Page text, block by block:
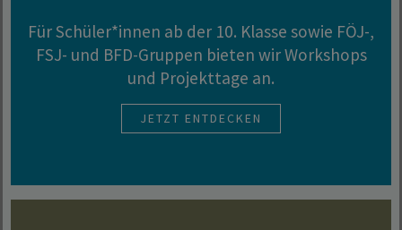
Für Schüler*innen ab der 10. Klasse sowie FÖJ-,
FSJ- und BFD-Gruppen bieten wir Workshops
und Projekttage an.
JETZT ENTDECKEN